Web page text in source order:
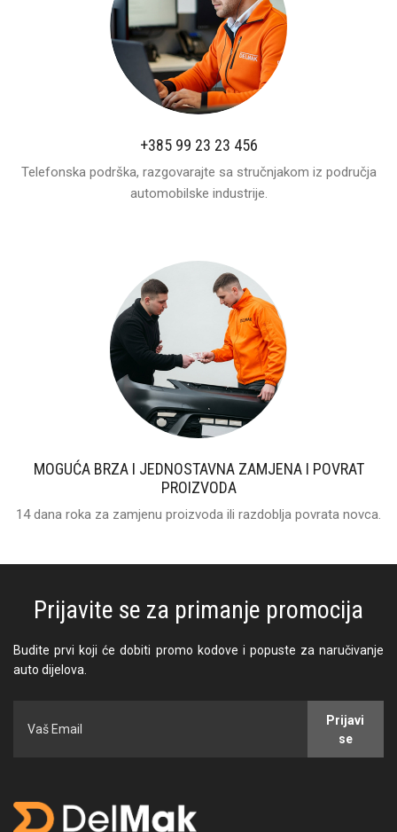
+385 99 23 23 456
Telefonska podrška, razgovarajte sa stručnjakom iz područja
automobilske industrije.
MOGUĆA BRZA I JEDNOSTAVNA ZAMJENA I POVRAT
PROIZVODA
14 dana roka za zamjenu proizvoda ili razdoblja povrata novca.
Prijavite se za primanje promocija
Budite prvi koji će dobiti promo kodove i popuste za naručivanje
auto dijelova.
Prijavi
se